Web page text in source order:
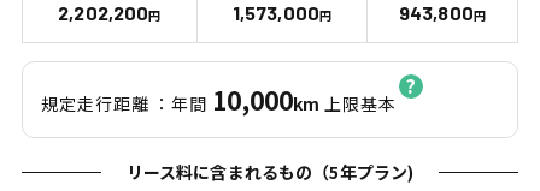
2,202,200円 1,573,000円 943,800円
規定走行距離 ：年間 10,000km 上限基本
リース料に含まれるもの（5年プラン)